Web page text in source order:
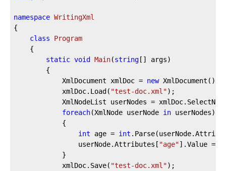
namespace WritingXml
{
class
Program
    {
static void Main(string [] args)
        {
            XmlDocument xmlDoc =
new XmlDocument();
            xmlDoc.Load(
"test-doc.xml");
XmlNodeList userNodes =
foreach(XmlNode userNode in userNodes)
            {
int age = int
                userNode.Attributes[
"age"].Value =
            }
            xmlDoc.Save(
"test-doc.xml");